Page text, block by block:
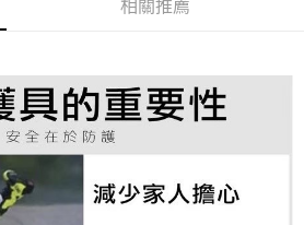
單所需資料之確認、核對及更正。
欲退款等相關疑問，請聯繫「AFTEE先享後付
support/home
公司提供之「AFTEE先享後付」服務完成之交
提供個人資料，並將交易相關給付款項請求債
司。
請瀏覽以下網址：
得法定代理人或監護人之同意方可使用
同意申辦者引起之損失，本公司不負相關責
含以上)免運費
含以上)免運費
相關推薦